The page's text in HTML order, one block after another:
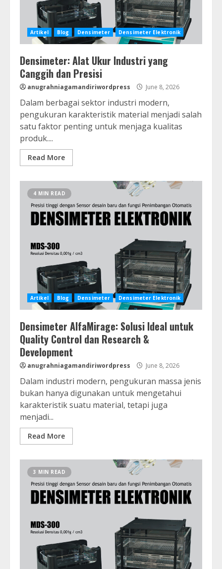
Artikel Blog Densimeter Densimeter Elektronik
Densimeter: Alat Ukur Industri yang
Canggih dan Presisi
anugrahniagamandiriwordpress June 8, 2026
Dalam berbagai sektor industri modern,
pengukuran karakteristik material menjadi salah
satu faktor penting untuk menjaga kualitas
produk....
Read More
4 MIN READ
Artikel Blog Densimeter Densimeter Elektronik
Densimeter AlfaMirage: Solusi Ideal untuk
Quality Control dan Research &
Development
anugrahniagamandiriwordpress June 8, 2026
Dalam industri modern, pengukuran massa jenis
bukan hanya digunakan untuk mengetahui
karakteristik suatu material, tetapi juga
menjadi...
Read More
3 MIN READ